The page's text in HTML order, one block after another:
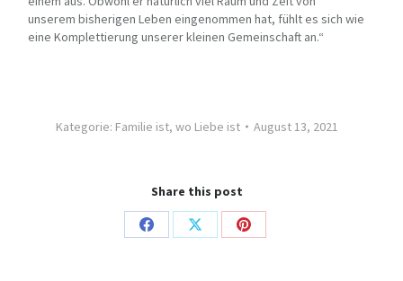
unserem bisherigen Leben eingenommen hat, fühlt es sich wie
eine Komplettierung unserer kleinen Gemeinschaft an.“
Kategorie: Familie ist, wo Liebe ist August 13, 2021
Share this post
Share
Share
Share